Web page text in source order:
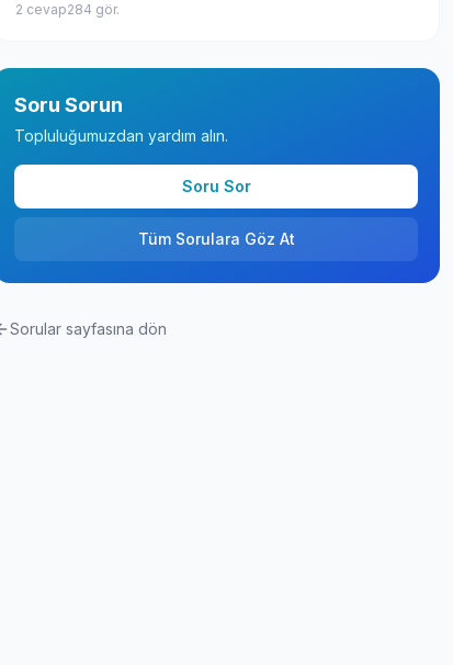
2 cevap284 gör.
Soru Sorun
Topluluğumuzdan yardım alın.
Soru Sor
Tüm Sorulara Göz At
Sorular sayfasına dön